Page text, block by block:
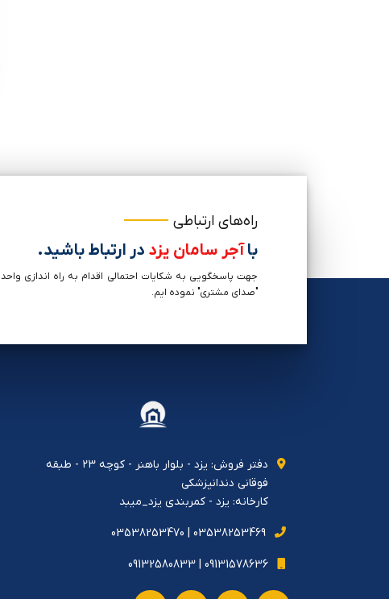
راه‌های ارتباطی
باآجر سامان یزد در ارتباط باشید.
جهت پاسخگویی به شکایات احتمالی اقدام به راه اندازی واحد
"صدای مشتری" نموده ایم.
دفتر فروش: يزد - بلوار باهنر - كوچه ٢٣ - طبقه
فوقاني دندانپزشكي
کارخانه: یزد - کمربندی یزد_میبد
03538253469 | 03538253470
09131578636 | 09132580833